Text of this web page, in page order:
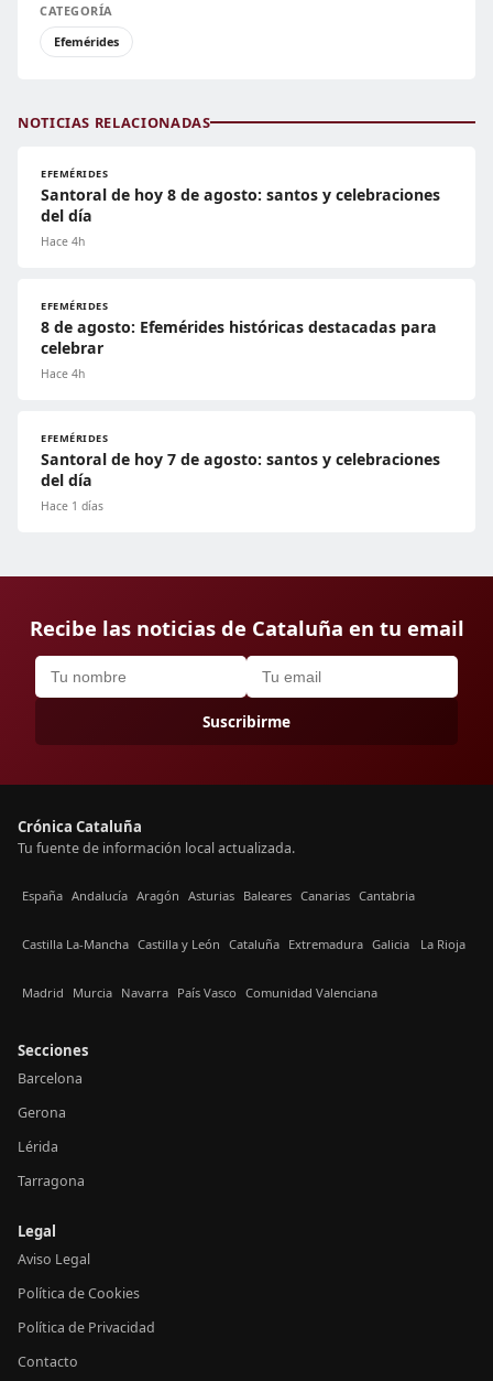
CATEGORÍA
Efemérides
NOTICIAS RELACIONADAS
EFEMÉRIDES
Santoral de hoy 8 de agosto: santos y celebraciones
del día
Hace 4h
EFEMÉRIDES
8 de agosto: Efemérides históricas destacadas para
celebrar
Hace 4h
EFEMÉRIDES
Santoral de hoy 7 de agosto: santos y celebraciones
del día
Hace 1 días
Recibe las noticias de Cataluña en tu email
Suscribirme
Crónica Cataluña
Tu fuente de información local actualizada.
España Andalucía Aragón Asturias Baleares Canarias Cantabria
Castilla La-Mancha Castilla y León Cataluña Extremadura Galicia La Rioja
Madrid Murcia Navarra País Vasco Comunidad Valenciana
Secciones
Barcelona
Gerona
Lérida
Tarragona
Legal
Aviso Legal
Política de Cookies
Política de Privacidad
Contacto